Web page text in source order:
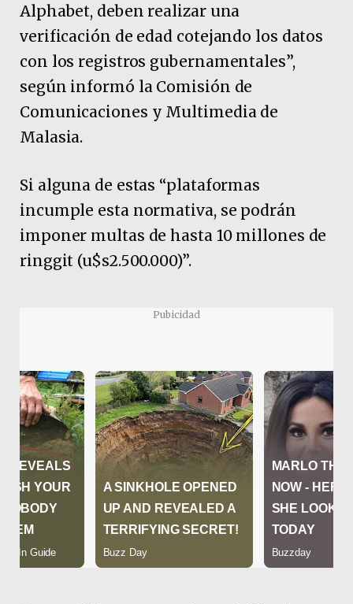
Alphabet, deben realizar una
verificación de edad cotejando los datos
con los registros gubernamentales”,
según informó la Comisión de
Comunicaciones y Multimedia de
Malasia.
Si alguna de estas “plataformas
incumple esta normativa, se podrán
imponer multas de hasta 10 millones de
ringgit (u$s2.500.000)”.
Pubicidad